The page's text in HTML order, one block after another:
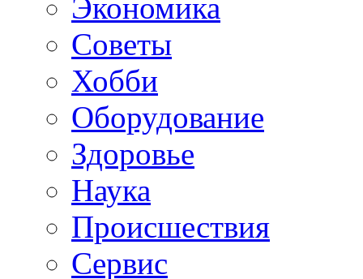
Экономика
Советы
Хобби
Oборудование
Здоровье
Наука
Происшествия
Сервис